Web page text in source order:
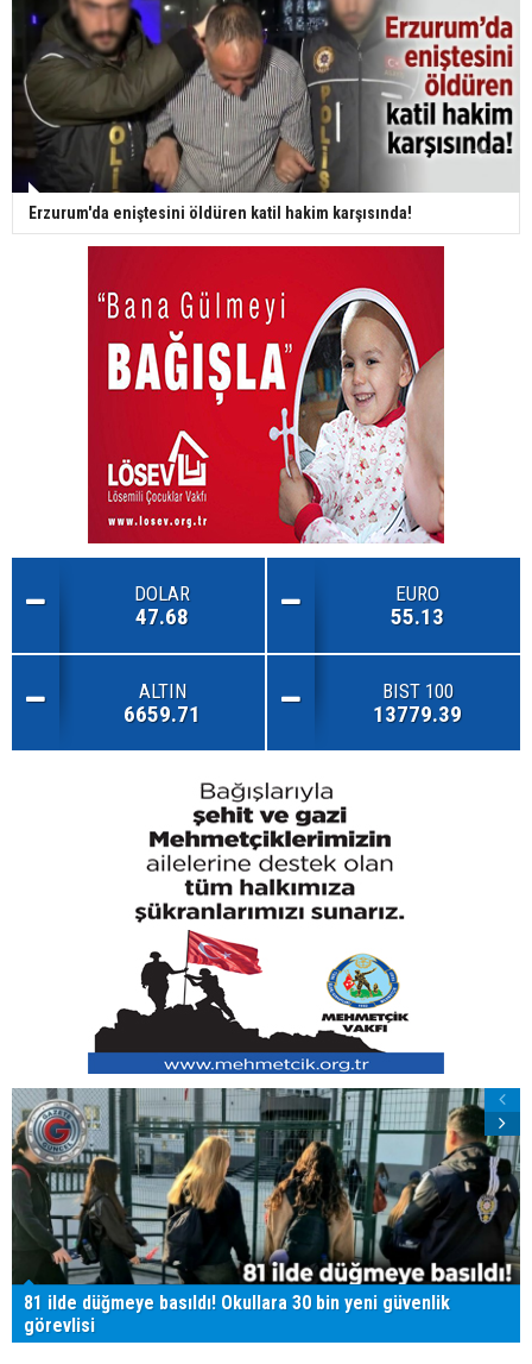
Erzurum'da eniştesini öldüren katil hakim karşısında!
DOLAR
47.68
EURO
55.13
ALTIN
6659.71
BIST 100
13779.39
81 ilde düğmeye basıldı! Okullara 30 bin yeni güvenlik
görevlisi